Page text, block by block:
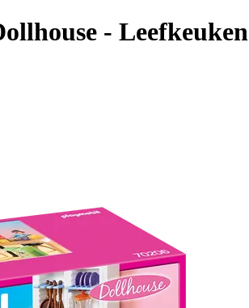
- Leefkeuken